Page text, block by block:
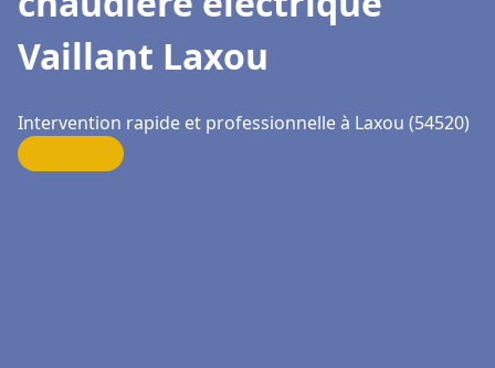
Vaillant Laxou
Intervention rapide et professionnelle à Laxou (54520)